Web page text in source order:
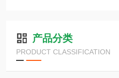
产品分类
PRODUCT CLASSIFICATION